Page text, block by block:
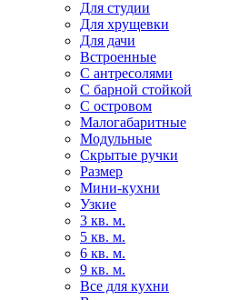
Для студии
Для хрущевки
Для дачи
Встроенные
С антресолями
С барной стойкой
С островом
Малогабаритные
Модульные
Скрытые ручки
Размер
Мини-кухни
Узкие
3 кв. м.
5 кв. м.
6 кв. м.
9 кв. м.
Все для кухни